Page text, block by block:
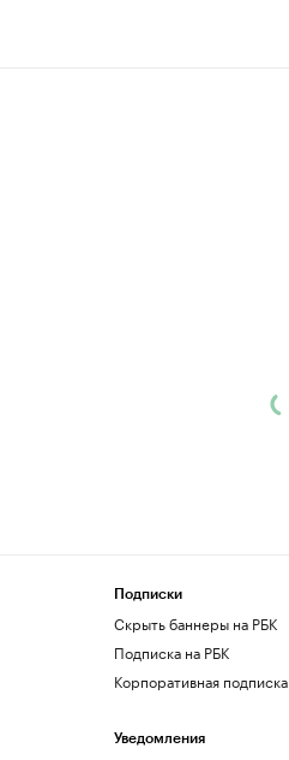
Подписки
Скрыть баннеры на РБК
Подписка на РБК
Корпоративная подписка
Уведомления